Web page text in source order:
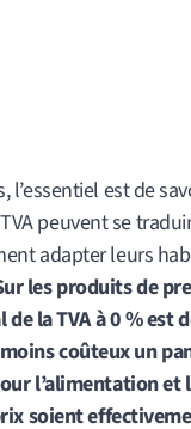
l’essentiel est de
peuvent se
adapter leurs
les produits de
la TVA à 0 % est
coûteux un
l’alimentation et
soient